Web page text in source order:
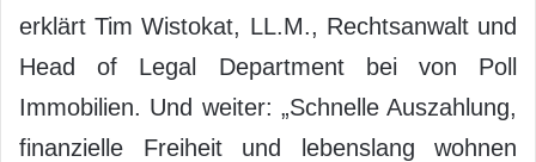
erklärt Tim Wistokat, LL.M., Rechtsanwalt und
Head of Legal Department bei von Poll
Immobilien. Und weiter: „Schnelle Auszahlung,
finanzielle Freiheit und lebenslang wohnen